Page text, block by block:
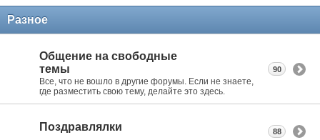
Разное
Общение на свободные
темы
Все, что не вошло в другие форумы. Если не знаете,
где разместить свою тему, делайте это здесь.
90
Поздравлялки 88